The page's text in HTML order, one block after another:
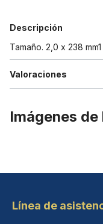
Descripción
Tamaño. 2,0 x 238
Valoraciones
Imágenes
Línea de